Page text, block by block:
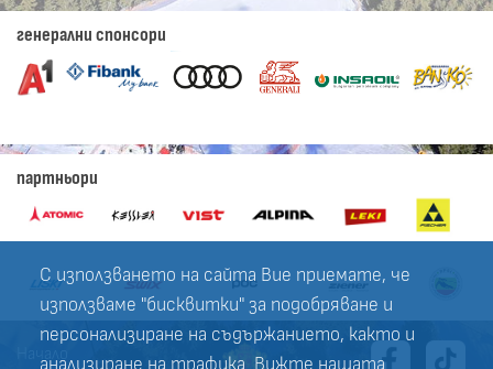
С използването на сайта Вие приемате, че
използваме "бисквитки" за подобряване и
персонализиране на съдържанието, както и
анализиране на трафика. Вижте нашата
генерални спонсори
партньори